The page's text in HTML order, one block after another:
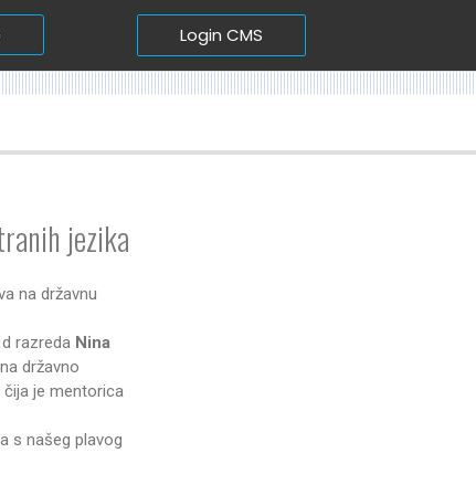
Login CMS
jezika
na državnu
razreda Nina
državno
čija je mentorica
s našeg plavog